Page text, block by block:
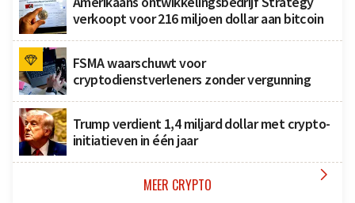
verkoopt voor 216 miljoen dollar aan bitcoin
FSMA waarschuwt voor
cryptodienstverleners zonder vergunning
Trump verdient 1,4 miljard dollar met crypto-
initiatieven in één jaar
MEER CRYPTO 